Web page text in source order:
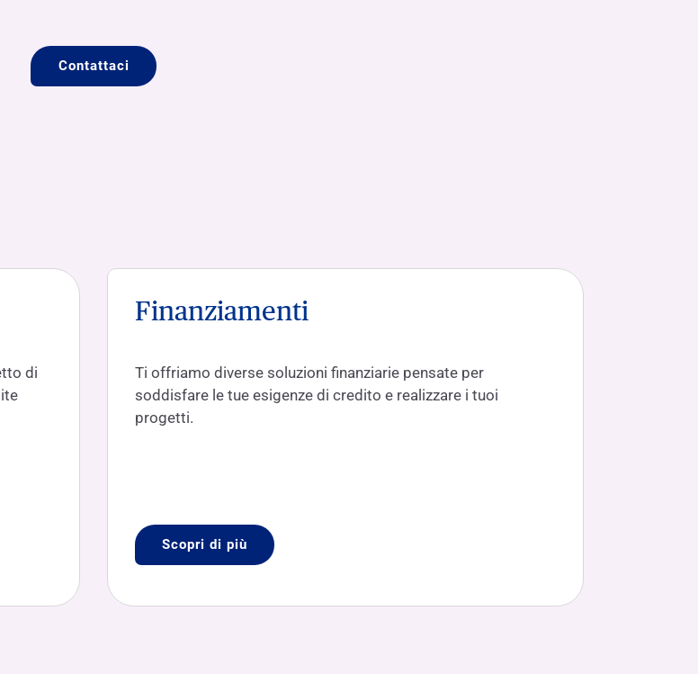
Contattaci
di
Finanziamenti
Ti offriamo diverse soluzioni finanziarie pensate per
soddisfare le tue esigenze di credito e realizzare i tuoi
progetti.
Scopri di più